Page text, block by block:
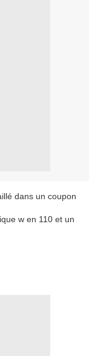
dans un coupon
w en 110 et un